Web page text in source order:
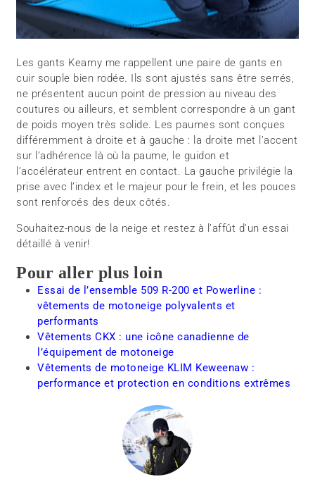
Les gants Kearny me rappellent une paire de gants en
cuir souple bien rodée. Ils sont ajustés sans être serrés,
ne présentent aucun point de pression au niveau des
coutures ou ailleurs, et semblent correspondre à un gant
de poids moyen très solide. Les paumes sont conçues
différemment à droite et à gauche : la droite met l’accent
sur l’adhérence là où la paume, le guidon et
l’accélérateur entrent en contact. La gauche privilégie la
prise avec l’index et le majeur pour le frein, et les pouces
sont renforcés des deux côtés.
Souhaitez-nous de la neige et restez à l’affût d’un essai
détaillé à venir!
Pour aller plus loin
Essai de l’ensemble 509 R-200 et Powerline :
vêtements de motoneige polyvalents et
performants
Vêtements CKX : une icône canadienne de
l’équipement de motoneige
Vêtements de motoneige KLIM Keweenaw :
performance et protection en conditions extrêmes